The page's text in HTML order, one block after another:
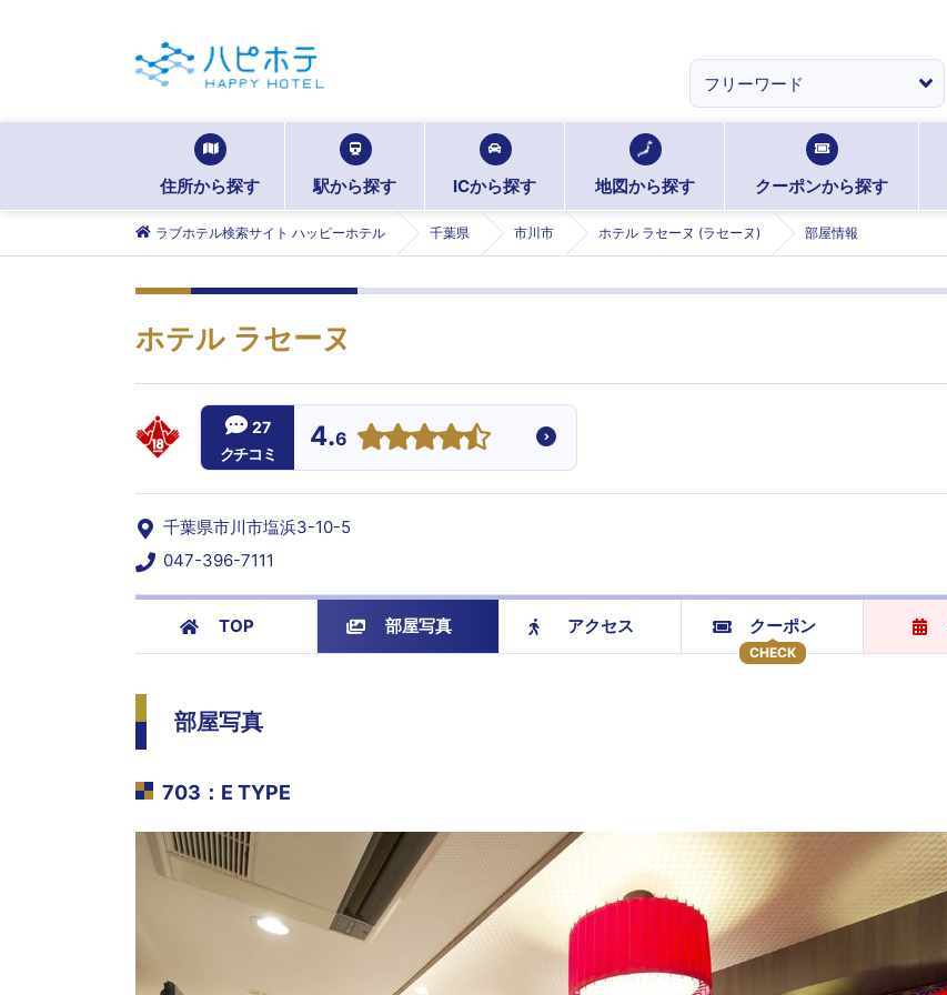
住所から探す 駅から探す ICから探す 地図から探す クーポンから探す
ラブホテル検索サイト ハッピーホテル 千葉県 市川市 ホテル ラセーヌ (ラセーヌ) 部屋情報
ホテル ラセーヌ
27
クチコミ
4.6
千葉県市川市塩浜3-10-5
047-396-7111
TOP 部屋写真 アクセス
CHECK
クーポン
部屋写真
703 ： E TYPE